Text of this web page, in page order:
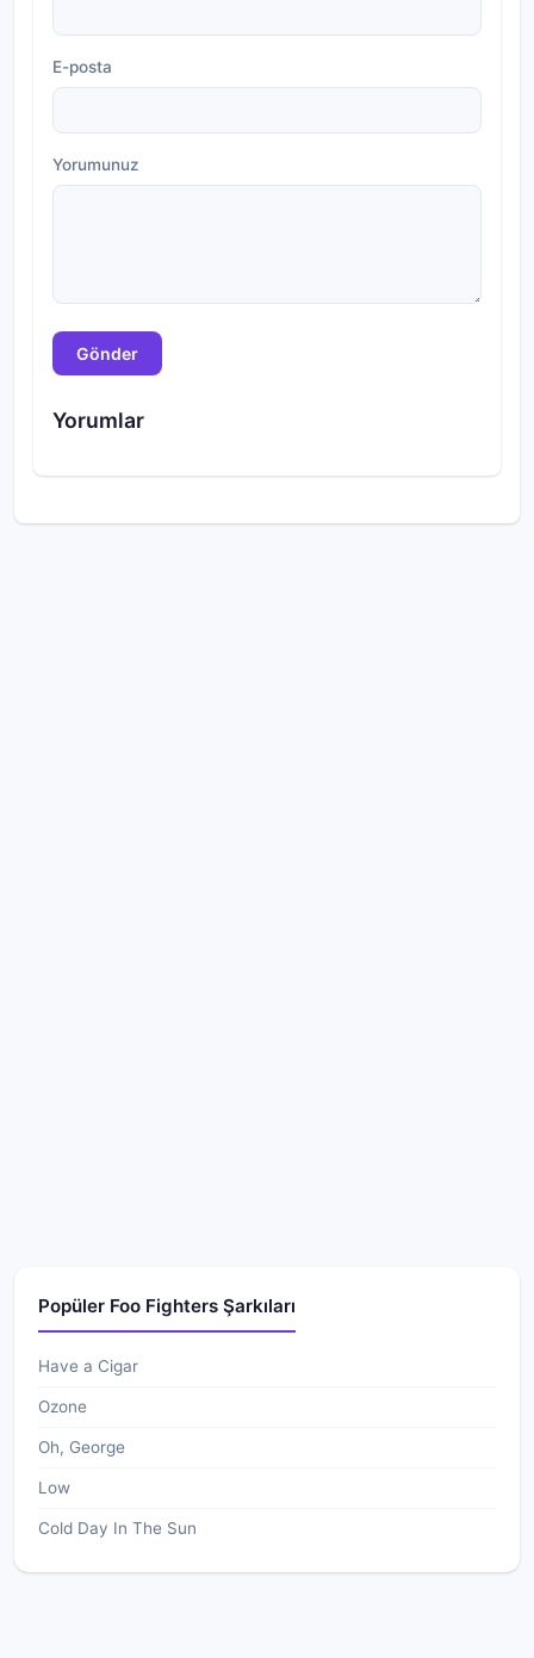
E-posta
Yorumunuz
Gönder
Yorumlar
Popüler Foo Fighters Şarkıları
Have a Cigar
Ozone
Oh, George
Low
Cold Day In The Sun